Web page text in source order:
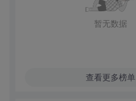
暂无数据
查看更多榜单